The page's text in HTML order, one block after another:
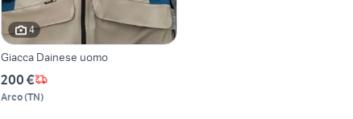
4
Giacca Dainese uomo
200 €
Arco(TN)